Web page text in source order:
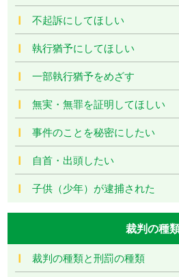
不起訴にしてほしい
執行猶予にしてほしい
一部執行猶予をめざす
無実・無罪を証明してほしい
事件のことを秘密にしたい
自首・出頭したい
子供（少年）が逮捕された
裁判の種
裁判の種類と刑罰の種類